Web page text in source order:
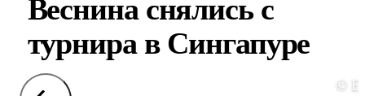
Веснина снялись с
турнира в Сингапуре
©